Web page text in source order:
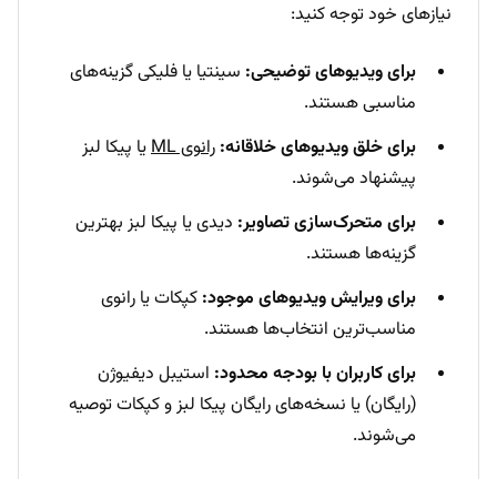
نیازهای خود توجه کنید:
برای ویدیوهای توضیحی: سینتیا یا فلیکی گزینه‌های
مناسبی هستند.
برای خلق ویدیوهای خلاقانه: رانوی ML
یا پیکا لبز
پیشنهاد می‌شوند.
برای متحرک‌سازی تصاویر: دیدی یا پیکا لبز بهترین
گزینه‌ها هستند.
برای ویرایش ویدیوهای موجود: کپکات یا رانوی
مناسب‌ترین انتخاب‌ها هستند.
برای کاربران با بودجه محدود: استیبل دیفیوژن
(رایگان) یا نسخه‌های رایگان پیکا لبز و کپکات توصیه
می‌شوند.